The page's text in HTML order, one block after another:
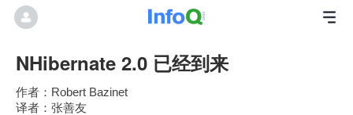
NHibernate 2.0 已经到来
Robert Bazinet
张善友